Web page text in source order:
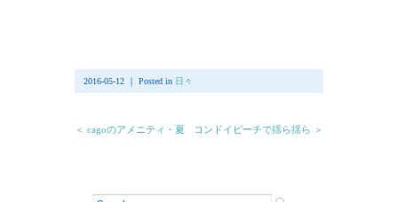
2016-05-12 ｜ Posted in 日々
＜ cagoのアメニティ・夏 コンドイビーチで揺ら揺ら ＞